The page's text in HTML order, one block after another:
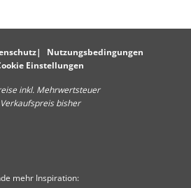
Nutzungsbedingungen
Einstellungen
inkl. Mehrwertsteuer
bisher
mehr Inspiration: